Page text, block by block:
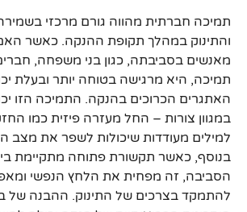
תמיכה חברתית מהווה גורם מרכזי
והתינוק במהלך תקופת ההנקה. כאשר
מאנשים בסביבתה, כגון בני משפחה,
תמיכה, היא מרגישה בטוחה יותר ובעלת
האתגרים הכרוכים בהנקה. התמיכה הזו
במגוון צורות – החל מעזרה פיזית כמו
למילים מעודדות שיכולות לשפר את מצב
בנוסף, כאשר תקשורת פתוחה מתקיימת
הסביבה, זה מפחית את הלחץ הנפשי
להתמקד בצרכים של התינוק. ההבנה של